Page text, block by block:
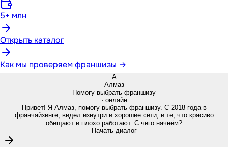
5+ млн
Открыть каталог
Как мы проверяем франшизы →
А
Алмаз
Помогу выбрать франшизу
· онлайн
Привет! Я Алмаз, помогу выбрать франшизу. С 2018 года в
франчайзинге, видел изнутри и хорошие сети, и те, что красиво
обещают и плохо работают. С чего начнём?
Начать диалог